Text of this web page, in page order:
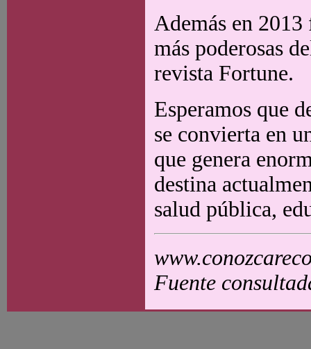
Además en
más poderosas
revista Fortune.
Esperamos que
se convierta en
que genera
destina
salud pública,
Fuente